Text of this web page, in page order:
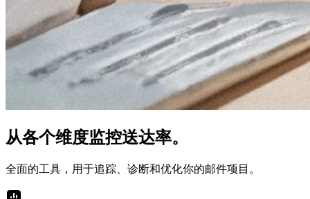
从各个维度监控送达率。
全面的工具，用于追踪、诊断和优化你的邮件项目。